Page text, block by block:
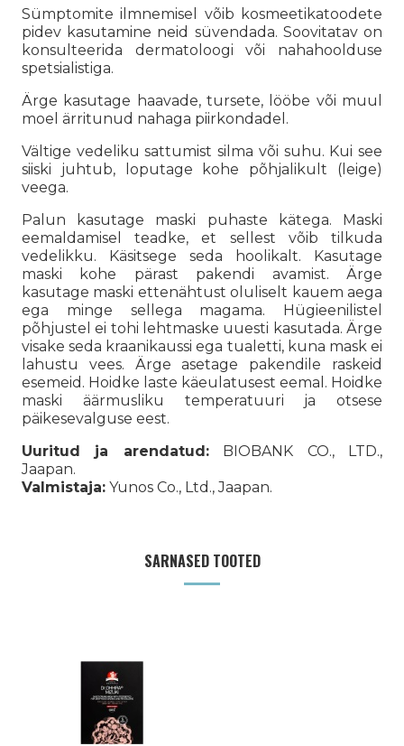
Sümptomite ilmnemisel võib kosmeetikatoodete
pidev kasutamine neid süvendada. Soovitatav on
konsulteerida dermatoloogi või nahahoolduse
spetsialistiga.
Ärge kasutage haavade, tursete, lööbe või muul
moel ärritunud nahaga piirkondadel.
Vältige vedeliku sattumist silma või suhu. Kui see
siiski juhtub, loputage kohe põhjalikult (leige)
veega.
Palun kasutage maski puhaste kätega. Maski
eemaldamisel teadke, et sellest võib tilkuda
vedelikku. Käsitsege seda hoolikalt. Kasutage
maski kohe pärast pakendi avamist. Ärge
kasutage maski ettenähtust oluliselt kauem aega
ega minge sellega magama. Hügieenilistel
põhjustel ei tohi lehtmaske uuesti kasutada. Ärge
visake seda kraanikaussi ega tualetti, kuna mask ei
lahustu vees. Ärge asetage pakendile raskeid
esemeid. Hoidke laste käeulatusest eemal. Hoidke
maski äärmusliku temperatuuri ja otsese
päikesevalguse eest.
Uuritud ja arendatud:BIOBANK CO., LTD.,
Jaapan.
Valmistaja: Yunos Co., Ltd., Jaapan.
SARNASED TOOTED